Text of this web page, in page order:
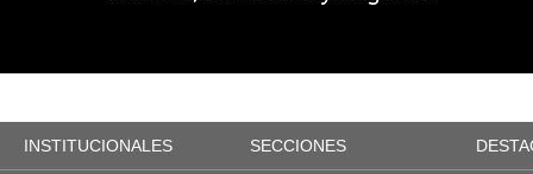
INSTITUCIONALES SECCIONES